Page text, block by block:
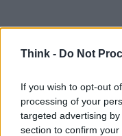
Think - Do Not
If you wish to opt-out
processing of your
targeted advertising
section to confirm
Queste opere